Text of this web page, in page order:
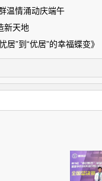
温情涌动庆端午
新天地
居”到“优居”的幸福蝶变》